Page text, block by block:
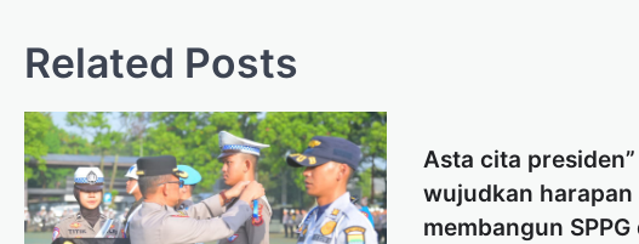
Related Posts
Asta cita
wujudkan harapan
membangun